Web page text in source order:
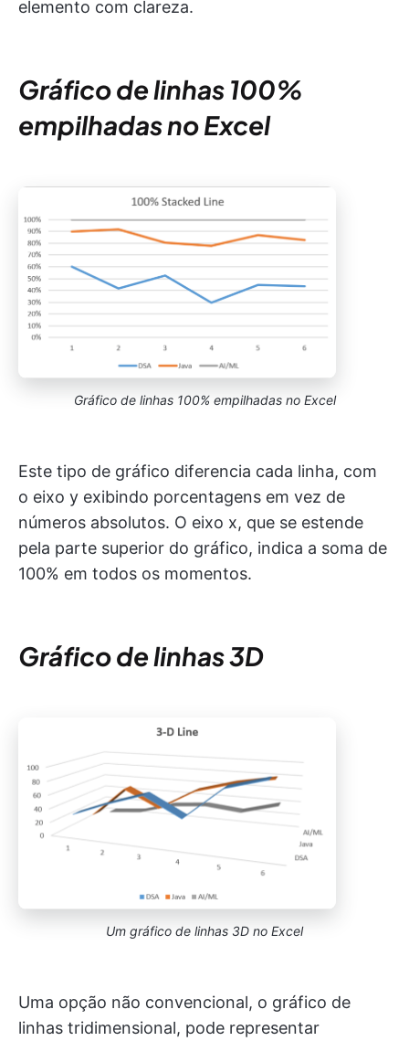
elemento com clareza.
Gráfico de linhas 100%
empilhadas no Excel
Gráfico de linhas 100% empilhadas no Excel
Este tipo de gráfico diferencia cada linha, com
o eixo y exibindo porcentagens em vez de
números absolutos. O eixo x, que se estende
pela parte superior do gráfico, indica a soma de
100% em todos os momentos.
Gráfico de linhas 3D
Um gráfico de linhas 3D no Excel
Uma opção não convencional, o gráfico de
linhas tridimensional, pode representar